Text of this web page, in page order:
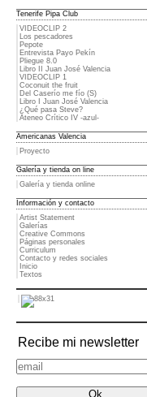
Tenerife Pipa Club
VIDEOCLIP 2
Los pescadores
Pepote
Entrevista Payo Pekín
Pliegue 8.0
Libro II Juan José Valencia
VIDEOCLIP 1
Coconuit the fruit
Del Caserío me fío (S)
Libro I Juan José Valencia
¿Qué pasa Steve?
Ateneo Crítico IV -azul-
Americanas Valencia
Proyecto
Galería y tienda on line
Galería y tienda online
Información y contacto
Artist Statement
Galerías
Creative Commons
Páginas personales
Curriculum
Contacto y redes sociales
Inicio
Textos
Recibe mi newsletter